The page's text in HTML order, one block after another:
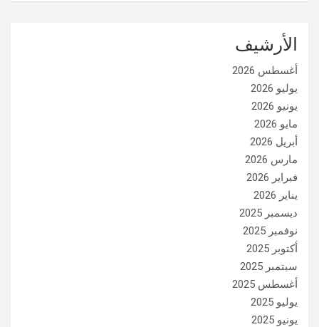
الأرشيف
أغسطس 2026
يوليو 2026
يونيو 2026
مايو 2026
أبريل 2026
مارس 2026
فبراير 2026
يناير 2026
ديسمبر 2025
نوفمبر 2025
أكتوبر 2025
سبتمبر 2025
أغسطس 2025
يوليو 2025
يونيو 2025